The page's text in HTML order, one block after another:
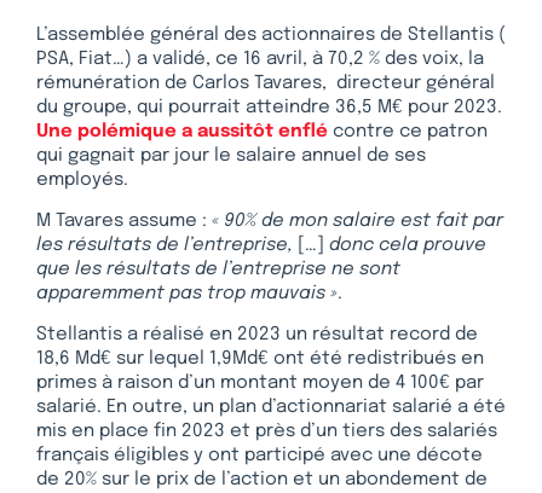
L’assemblée général des actionnaires de Stellantis (
PSA, Fiat…) a validé, ce 16 avril, à 70,2 % des voix, la
rémunération de Carlos Tavares, directeur général
du groupe, qui pourrait atteindre 36,5 M€ pour 2023.
Une polémique a aussitôt enflé contre ce patron
qui gagnait par jour le salaire annuel de ses
employés.
M Tavares assume : « 90% de mon salaire est fait par
les résultats de l’entreprise,
[…] donc cela prouve
que les résultats de l’entreprise ne sont
apparemment pas trop mauvais ».
Stellantis a réalisé en 2023 un résultat record de
18,6 Md€ sur lequel 1,9Md€ ont été redistribués en
primes à raison d’un montant moyen de 4 100€ par
salarié. En outre, un plan d’actionnariat salarié a été
mis en place fin 2023 et près d’un tiers des salariés
français éligibles y ont participé avec une décote
de 20% sur le prix de l’action et un abondement de